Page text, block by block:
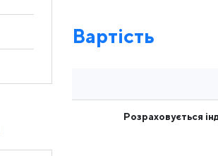
Вартість
Розраховується